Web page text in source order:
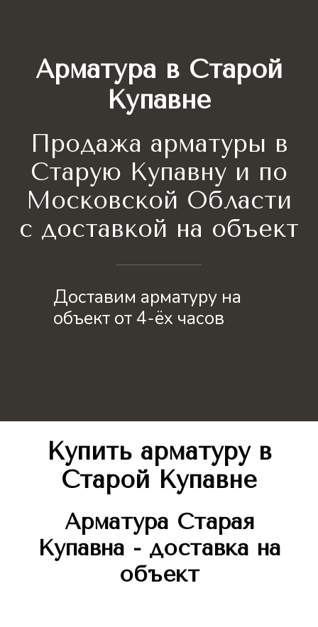
Арматура в Старой
Купавне
Продажа арматуры в
Старую Купавну и по
Московской Области
с доставкой на объект
Доставим арматуру на
объект от 4-ёх часов
Купить арматуру в
Старой Купавне
Арматура Старая
Купавна - доставка на
объект